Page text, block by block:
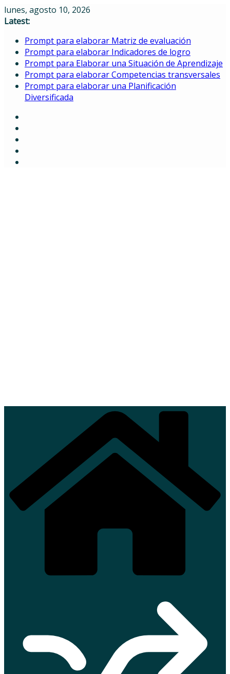
Skip
to
lunes, agosto 10, 2026
Latest:
Prompt para elaborar Matriz de evaluación
Prompt para elaborar Indicadores de logro
Prompt para Elaborar una Situación de Aprendizaje
Prompt para elaborar Competencias transversales
Prompt para elaborar una Planificación
Diversificada